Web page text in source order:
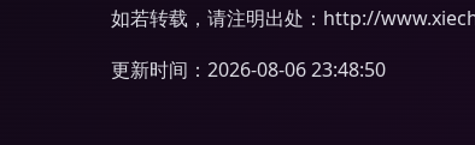
如若转载，请注明出处：http://
更新时间：2026-08-06 23:48:50